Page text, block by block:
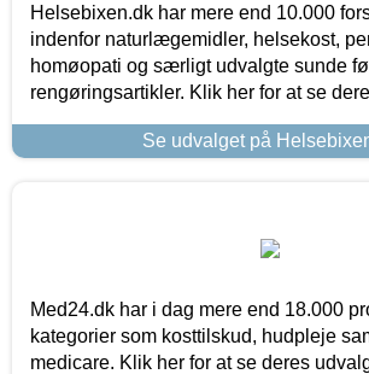
Helsebixen.dk har mere end 10.000
indenfor naturlægemidler, helsekost,
homøopati og særligt udvalgte sunde
rengøringsartikler. Klik her for at se
Se udvalget på
Med24.dk har i dag mere end 18.000
kategorier som kosttilskud, hudpleje
medicare. Klik her for at se deres